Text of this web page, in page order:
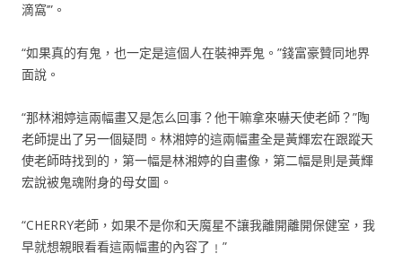
滴窩’”。
“如果真的有鬼，也一定是這個人在裝神弄鬼。”錢富豪贊同地界
面說。
“那林湘婷這兩幅畫又是怎么回事？他干嘛拿來嚇天使老師？”陶
老師提出了另一個疑問。林湘婷的這兩幅畫全是黃輝宏在跟蹤天
使老師時找到的，第一幅是林湘婷的自畫像，第二幅是則是黃輝
宏說被鬼魂附身的母女圖。
“CHERRY老師，如果不是你和天魔星不讓我離開離開保健室，我
早就想親眼看看這兩幅畫的內容了﹗”